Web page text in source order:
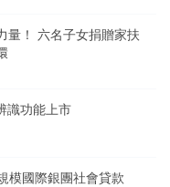
量！ 六名子女捐贈家扶
識功能上市
模國際銀團社會貸款